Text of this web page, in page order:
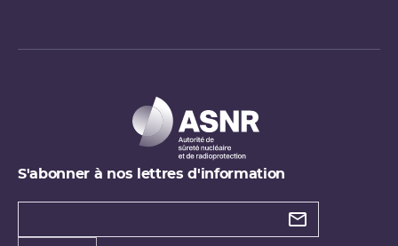
S'abonner à nos lettres d'information
Types de